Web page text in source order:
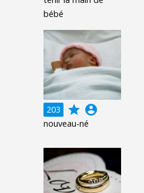
bébé
203 grade account_circle
nouveau-né